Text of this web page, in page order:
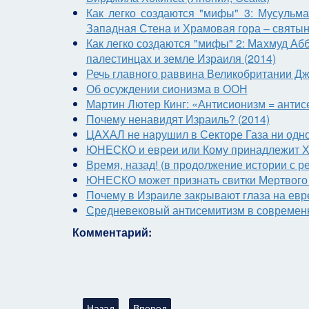
Как легко создаются "мифы" 3:
Западная Стена и Храмовая гора –
Как легко создаются "мифы" 2: Махмуд
палестинцах и земле Израиля (2014)
Речь главного раввина Великобритании
Об осуждении сионизма в ООН
Мартин Лютер Кинг: «Антисионизм =
Почему ненавидят Израиль? (2014)
ЦАХАЛ не нарушил в Секторе Газа ни
ЮНЕСКО и евреи или Кому принадлежит
Время, назад! (в продолжение истории
ЮНЕСКО может признать свитки
Почему в Израиле закрывают глаза на
Средневековый антисемитизм в
Комментарий: